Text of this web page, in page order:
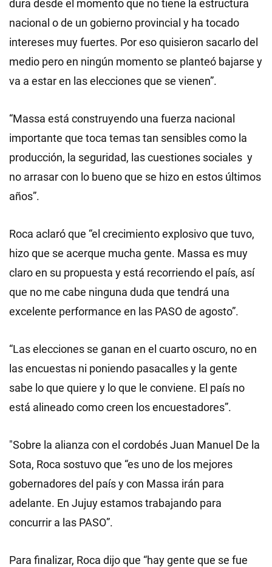
dura desde el momento que no tiene la estructura
nacional o de un gobierno provincial y ha tocado
intereses muy fuertes. Por eso quisieron sacarlo del
medio pero en ningún momento se planteó bajarse y
va a estar en las elecciones que se vienen”.
“Massa está construyendo una fuerza nacional
importante que toca temas tan sensibles como la
producción, la seguridad, las cuestiones sociales y
no arrasar con lo bueno que se hizo en estos últimos
años”.
Roca aclaró que “el crecimiento explosivo que tuvo,
hizo que se acerque mucha gente. Massa es muy
claro en su propuesta y está recorriendo el país, así
que no me cabe ninguna duda que tendrá una
excelente performance en las PASO de agosto”.
“Las elecciones se ganan en el cuarto oscuro, no en
las encuestas ni poniendo pasacalles y la gente
sabe lo que quiere y lo que le conviene. El país no
está alineado como creen los encuestadores”.
"Sobre la alianza con el cordobés Juan Manuel De la
Sota, Roca sostuvo que “es uno de los mejores
gobernadores del país y con Massa irán para
adelante. En Jujuy estamos trabajando para
concurrir a las PASO”.
Para finalizar, Roca dijo que “hay gente que se fue